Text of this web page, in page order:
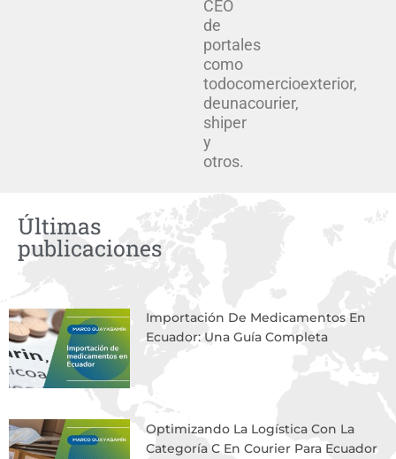
CEO
de
portales
como
todocomercioexterior,
deunacourier,
shiper
y
otros.
Últimas
publicaciones
Importación De Medicamentos En
Ecuador: Una Guía Completa
Optimizando La Logística Con La
Categoría C En Courier Para Ecuador